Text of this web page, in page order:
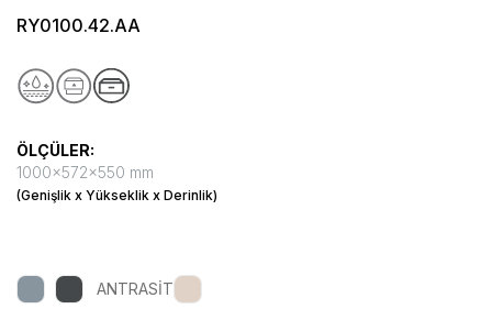
RY0100.42.AA
ÖLÇÜLER:
1000x572x550 mm
(Genişlik x Yükseklik x Derinlik)
ANTRASİT